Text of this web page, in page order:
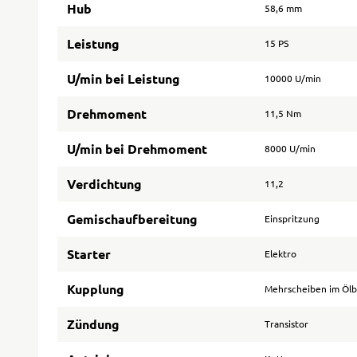
Hub 58,6 mm
Leistung 15 PS
U/min bei Leistung 10000 U/min
Drehmoment 11,5 Nm
U/min bei Drehmoment 8000 U/min
Verdichtung 11,2
Gemischaufbereitung Einspritzung
Starter Elektro
Kupplung Mehrscheiben im
Zündung Transistor